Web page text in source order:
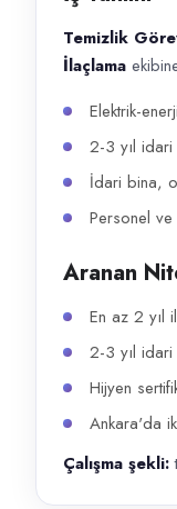
İlan
Temizlik Görevlisi
Temizlik
İlaçlama
Elektrik-
2-3 yıl
İdari bina,
Personel
Aranan
En az 2 yıl
2-3 yıl
Hijyen
Ankara'da
Çalışma şekli: